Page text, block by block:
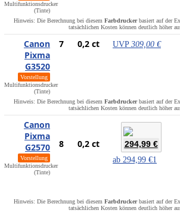
Multifunktionsdrucker
(Tinte)
Hinweis: Die Berechnung bei diesem Farbdruckerbasiert auf der
tatsächlichen Kosten können deutlich höher
Canon
Pixma
G3520
Vorstellung
Multifunktionsdrucker
(Tinte)
7 0,2 ct UVP 309,00 €
Hinweis: Die Berechnung bei diesem Farbdruckerbasiert auf der
tatsächlichen Kosten können deutlich höher
Canon
Pixma
G2570
Vorstellung
Multifunktionsdrucker
(Tinte)
8 0,2 ct 294,99 €
ab 294,99 €1
Hinweis: Die Berechnung bei diesem Farbdruckerbasiert auf der
tatsächlichen Kosten können deutlich höher